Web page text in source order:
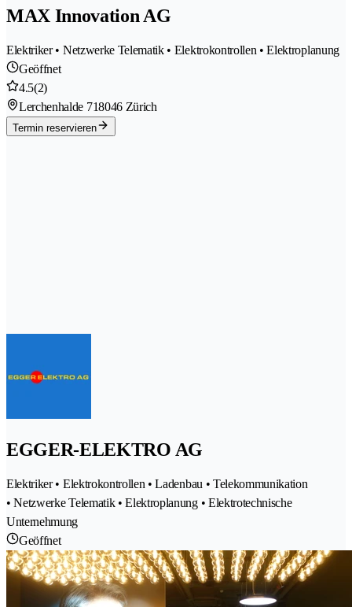
MAX Innovation AG
Elektriker • Netzwerke Telematik • Elektrokontrollen • Elektroplanung
Geöffnet
4.5(2)
Lerchenhalde 718046 Zürich
Termin reservieren
EGGER-ELEKTRO AG
Elektriker • Elektrokontrollen • Ladenbau • Telekommunikation
• Netzwerke Telematik • Elektroplanung • Elektrotechnische
Unternehmung
Geöffnet